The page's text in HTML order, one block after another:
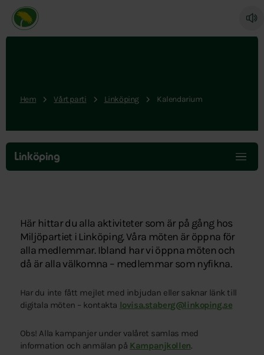
Miljöpartiet de gröna, startsida
Hem Vårt parti Linköping Kalendarium
Hoppa
över
menyn
Linköping
Här hittar du alla aktiviteter som är på gång hos
Miljöpartiet i Linköping. Våra möten är öppna för
alla medlemmar. Ibland har vi öppna möten och
då är alla välkomna – medlemmar som nyfikna.
Har du inte fått mejlet med inbjudan eller saknar länk till
digitala möten – kontakta lovisa.staberg@linkoping.se
Obs! Alla kampanjer under valåret samlas med
information och anmälan på Kampanjkollen.